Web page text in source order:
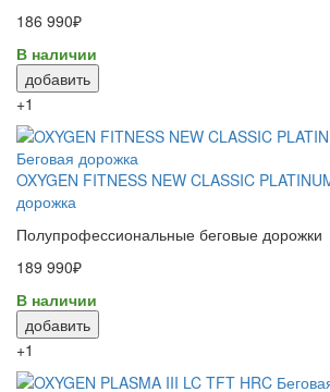
186 990₽
В наличии
добавить
+1
OXYGEN FITNESS NEW CLASSIC
дорожка
Полупрофессиональные беговые дорожки
189 990₽
В наличии
добавить
+1